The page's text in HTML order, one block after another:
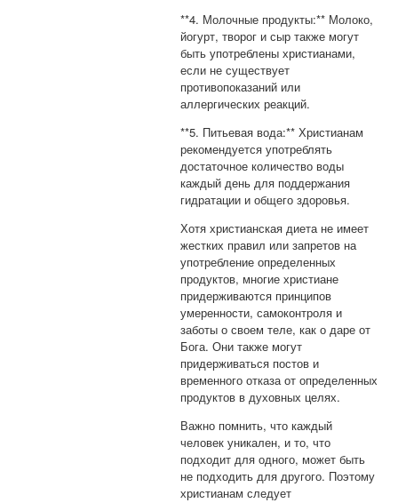
**4. Молочные продукты:** Молоко,
йогурт, творог и сыр также могут
быть употреблены христианами,
если не существует
противопоказаний или
аллергических реакций.
**5. Питьевая вода:** Христианам
рекомендуется употреблять
достаточное количество воды
каждый день для поддержания
гидратации и общего здоровья.
Хотя христианская диета не имеет
жестких правил или запретов на
употребление определенных
продуктов, многие христиане
придерживаются принципов
умеренности, самоконтроля и
заботы о своем теле, как о даре от
Бога. Они также могут
придерживаться постов и
временного отказа от определенных
продуктов в духовных целях.
Важно помнить, что каждый
человек уникален, и то, что
подходит для одного, может быть
не подходить для другого. Поэтому
христианам следует